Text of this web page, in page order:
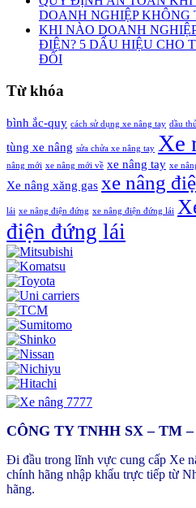
DOANH NGHIỆP KHÔNG
KHI NÀO DOANH
ĐIỆN? 5 DẤU HIỆU CHO
ĐỔI
Từ khóa
bình ắc-quy cách sử dụng xe nâng tay dầu
tùng xe nâng sửa chửa xe nâng tay Xe
nâng mới xe nâng mới về xe nâng tay xe
Xe nâng xăng gas xe nâng
lái xe nâng điện đứng xe nâng điện đứng lái
điện đứng lái
CÔNG TY TNHH SX – TM –
Đi đầu trong lĩnh vực cung cấp Xe
chính hãng nhập khẩu trực tiếp từ
hãng.